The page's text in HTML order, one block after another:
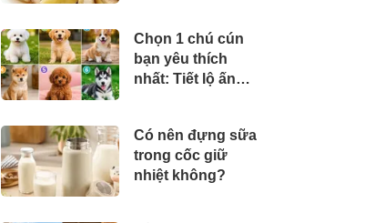
từ 35.000
đồng/phần
Chọn 1 chú cún
bạn yêu thích
nhất: Tiết lộ ấn
thường có về bạn
Có nên đựng sữa
trong cốc giữ
nhiệt không?